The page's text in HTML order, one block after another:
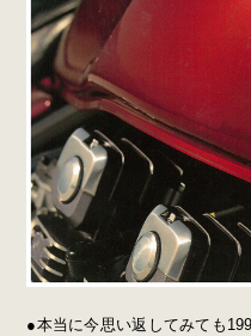
●本当に今思い返してみても